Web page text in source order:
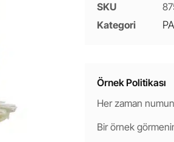
SKU
Kategori
Örnek Politikası
Her zaman
Bir örnek